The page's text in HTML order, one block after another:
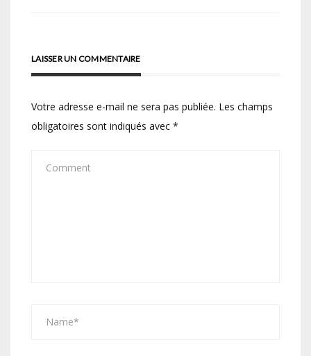
LAISSER UN COMMENTAIRE
Votre adresse e-mail ne sera pas publiée. Les champs
obligatoires sont indiqués avec *